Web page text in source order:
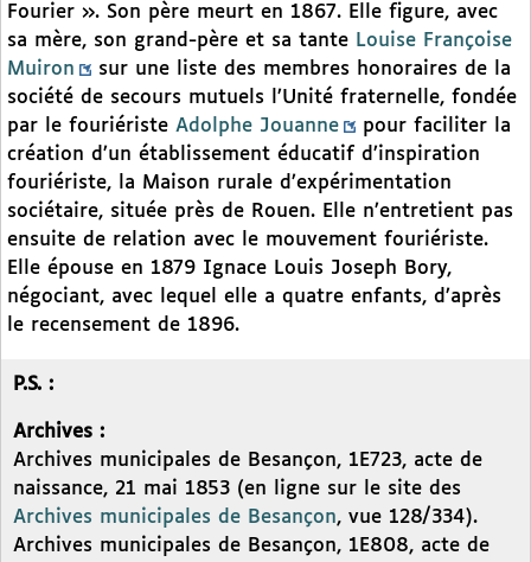
Fourier ». Son père meurt en 1867. Elle figure, avec
sa mère, son grand-père et sa tante Louise Françoise
Muiron
sur une liste des membres honoraires de la
société de secours mutuels l’Unité fraternelle, fondée
par le fouriériste Adolphe Jouanne
pour faciliter la
création d’un établissement éducatif d’inspiration
fouriériste, la Maison rurale d’expérimentation
sociétaire, située près de Rouen. Elle n’entretient pas
ensuite de relation avec le mouvement fouriériste.
Elle épouse en 1879 Ignace Louis Joseph Bory,
négociant, avec lequel elle a quatre enfants, d’après
le recensement de 1896.
P.S. :
Archives :
Archives municipales de Besançon, 1E723, acte de
naissance, 21 mai 1853 (en ligne sur le site des
Archives municipales de Besançon, vue 128/334).
Archives municipales de Besançon, 1E808, acte de